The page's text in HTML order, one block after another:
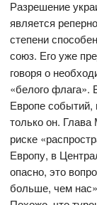
Разрешение
является
степени
союз. Его уже
говоря о
«белого флага».
Европе
только он.
риске
Европу, в
опасно, это
больше, чем